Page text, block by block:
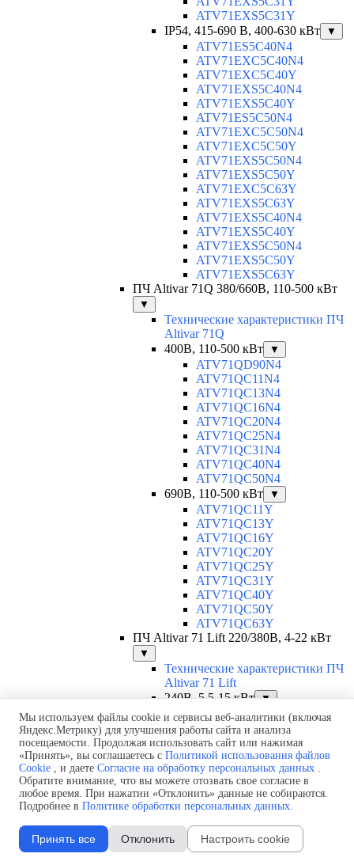
ATV71EXS5C31Y
IP54, 415-690 B, 400-630 кВт
▼
ATV71ES5C40N4
ATV71EXC5C40N4
ATV71EXC5C40Y
ATV71EXS5C40N4
ATV71EXS5C40Y
ATV71ES5C50N4
ATV71EXC5C50N4
ATV71EXC5C50Y
ATV71EXS5C50N4
ATV71EXS5C50Y
ATV71EXC5C63Y
ATV71EXS5C63Y
ATV71EXS5C40N4
ATV71EXS5C40Y
ATV71EXS5C50N4
ATV71EXS5C50Y
ATV71EXS5C63Y
ПЧ Altivar 71Q 380/660В, 110-500 кВт
▼
Технические характеристики ПЧ
Altivar 71Q
400В, 110-500 кВт
▼
ATV71QD90N4
ATV71QC11N4
ATV71QC13N4
ATV71QC16N4
ATV71QC20N4
ATV71QC25N4
ATV71QC31N4
ATV71QC40N4
ATV71QC50N4
690В, 110-500 кВт
▼
ATV71QC11Y
ATV71QC13Y
ATV71QC16Y
ATV71QC20Y
ATV71QC25Y
ATV71QC31Y
ATV71QC40Y
ATV71QC50Y
ATV71QC63Y
ПЧ Altivar 71 Lift 220/380В, 4-22 кВт
▼
Технические характеристики ПЧ
Altivar 71 Lift
240В, 5,5-15 кВт ▼
ATV71LD27M3Z
ATV71LD33M3Z
ATV71LD54M3Z
ATV71LD66M3Z
480В, 4-22 кВт ▼
ATV71LD10N4Z
ATV71LD14N4Z
ATV71LD17N4Z
ATV71LD27N4Z
ATV71LD33N4Z
Мы используем файлы cookie и сервисы веб-аналитики (включая
Яндекс.Метрику) для улучшения работы сайта и анализа
посещаемости. Продолжая использовать сайт или нажимая
«Принять», вы соглашаетесь с Политикой использования файлов
Cookie , и даете Согласие на обработку персональных данных .
Обратите внимание, что вы можете отозвать свое согласие в
любое время. При нажатии «Отклонить» данные не собираются.
Подробнее в Политике обработки персональных данных.
Принять все Отклонить Настроить cookie